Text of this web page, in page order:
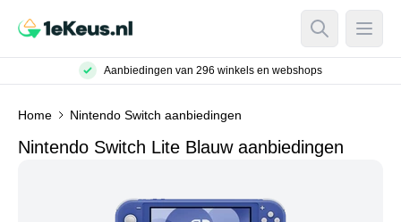
Open Open
Aanbiedingen van 296 winkels en webshops
Home Nintendo Switch aanbiedingen
Nintendo Switch Lite Blauw aanbiedingen